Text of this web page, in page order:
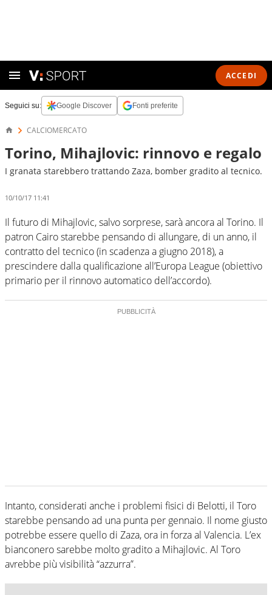
ACCEDI
Seguici su: Google Discover Fonti preferite
CALCIOMERCATO
Torino, Mihajlovic: rinnovo e regalo
I granata starebbero trattando Zaza, bomber gradito al tecnico.
10/10/17 11:41
Il futuro di Mihajlovic, salvo sorprese, sarà ancora al Torino. Il
patron Cairo starebbe pensando di allungare, di un anno, il
contratto del tecnico (in scadenza a giugno 2018), a
prescindere dalla qualificazione all’Europa League (obiettivo
primario per il rinnovo automatico dell’accordo).
Intanto, considerati anche i problemi fisici di Belotti, il Toro
starebbe pensando ad una punta per gennaio. Il nome giusto
potrebbe essere quello di Zaza, ora in forza al Valencia. L’ex
bianconero sarebbe molto gradito a Mihajlovic. Al Toro
avrebbe più visibilità “azzurra”.